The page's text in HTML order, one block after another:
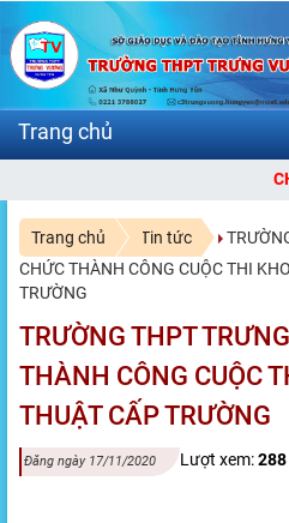
CHÀO MỪNG
Trang chủ Tin tức
CHỨC THÀNH CÔNG CUỘC THI
TRƯỜNG
TRƯỜNG THPT
THÀNH CÔNG CUỘC
THUẬT CẤP TRƯỜNG
Đăng ngày 17/11/2020 Lượt xem:288